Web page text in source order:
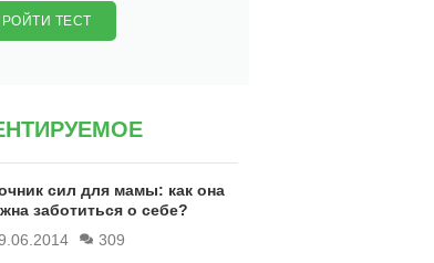
ТЕСТ
сил для мамы: как она
заботиться о себе?
309